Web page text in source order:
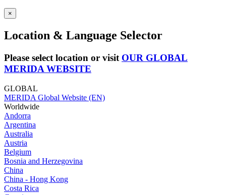
×
Location & Language Selector
Please select location or visit OUR GLOBAL
MERIDA WEBSITE
GLOBAL
MERIDA Global Website (EN)
Worldwide
Andorra
Argentina
Australia
Austria
Belgium
Bosnia and Herzegovina
China
China - Hong Kong
Costa Rica